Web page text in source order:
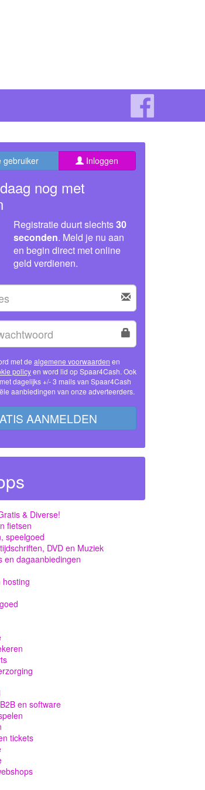
gebruiker Inloggen
nog met
Registratie duurt slechts30
seconden. Meld je nu aan
en begin direct met online
geld verdienen.
met de algemene voorwaarden en
policy
+/- 3 mails van Spaar4Cash
aanbiedingen van onze adverteerders.
AANMELDEN
& Diverse!
fietsen
speelgoed
DVD en Muziek
en dagaanbiedingen
hosting
en software
tickets